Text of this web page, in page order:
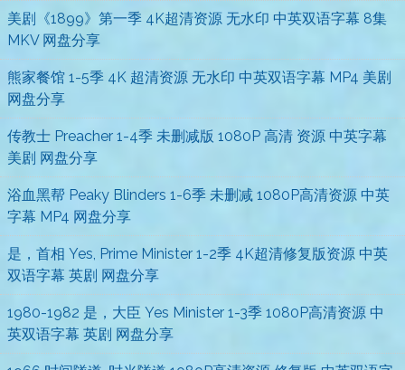
美剧《1899》第一季 4K超清资源 无水印 中英双语字幕 8集
MKV 网盘分享
熊家餐馆 1-5季 4K 超清资源 无水印 中英双语字幕 MP4 美剧
网盘分享
传教士 Preacher 1-4季 未删减版 1080P 高清 资源 中英字幕
美剧 网盘分享
浴血黑帮 Peaky Blinders 1-6季 未删减 1080P高清资源 中英
字幕 MP4 网盘分享
是，首相 Yes, Prime Minister 1-2季 4K超清修复版资源 中英
双语字幕 英剧 网盘分享
1980-1982 是，大臣 Yes Minister 1-3季 1080P高清资源 中
英双语字幕 英剧 网盘分享